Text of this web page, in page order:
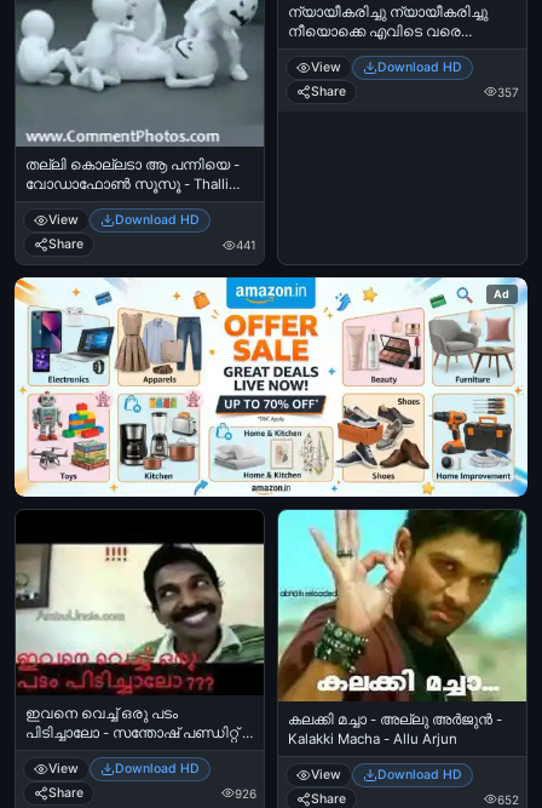
തല്ലി കൊല്ലടാ ആ പന്നിയെ -
വോഡാഫോണ്‍ സൂസൂ - Thalli
Kollada Aa Panniye - Vodafone
Zoozoos
View
Download HD
Share
441
ന്യായീകരിച്ചു ന്യായീകരിച്ചു
നീയൊക്കെ എവിടെ വരെ
പോവുടെ - Nyayekarichu
Nyayeekarichu neeyokke evide
vare pokuvade - ഇന്ദ്രന്‍സ്
പഞ്ചാബിഹൌസ് - Indrans -
View
Download HD
Share
357
Ad
ഇവനെ വെച്ച് ഒരു പടം
പിടിച്ചാലോ - സന്തോഷ്‌ പണ്ഡിറ്റ്‌ -
Ivane Vachu Oru Padam Pidichalo -
Santhosh Pandit
View
Download HD
Share
926
കലക്കി മച്ചാ - അല്ലു അര്‍ജുന്‍ -
Kalakki Macha - Allu Arjun
View
Download HD
Share
652